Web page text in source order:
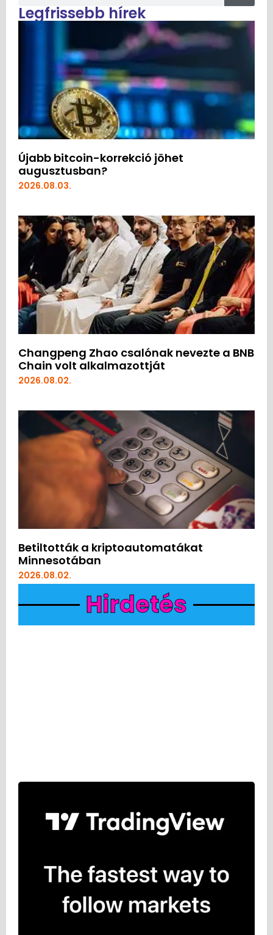
Legfrissebb hírek
Újabb bitcoin-korrekció jöhet
augusztusban?
2026.08.03.
Changpeng Zhao csalónak nevezte a BNB
Chain volt alkalmazottját
2026.08.02.
Betiltották a kriptoautomatákat
Minnesotában
2026.08.02.
Hirdetés